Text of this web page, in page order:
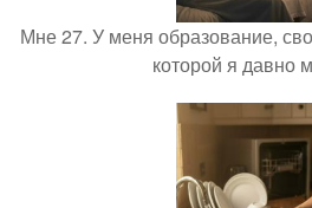
Мне 27. У меня образование,
которой я давно